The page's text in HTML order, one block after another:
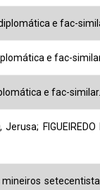
e fac-
e fac-
e fac-
Jerusa;
mineiros